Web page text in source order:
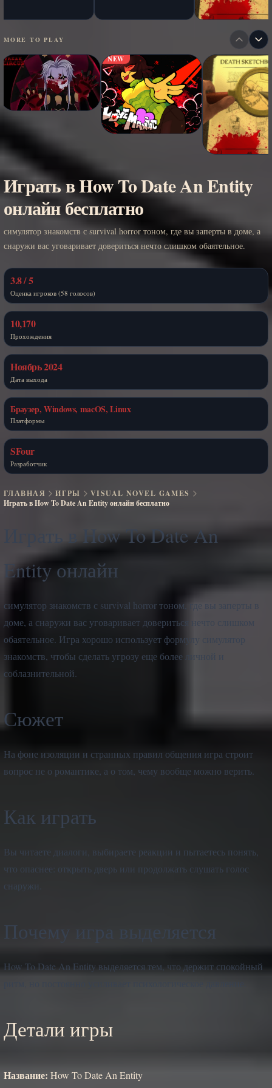
MORE TO PLAY
NEW
Играть в How To Date An Entity
онлайн бесплатно
симулятор знакомств с survival horror тоном, где вы заперты в доме, а
снаружи вас уговаривает довериться нечто слишком обаятельное.
3.8 / 5
Оценка игроков (58 голосов)
10,170
Прохождения
Ноябрь 2024
Дата выхода
Браузер, Windows, macOS, Linux
Платформы
SFour
Разработчик
ГЛАВНАЯ ИГРЫ
VISUAL NOVEL GAMES
Играть в How To Date An Entity онлайн бесплатно
Играть в How To Date An
Entity онлайн
симулятор знакомств с survival horror тоном, где вы заперты в
доме, а снаружи вас уговаривает довериться нечто слишком
обаятельное. Игра хорошо использует формулу симулятор
знакомств, чтобы сделать угрозу еще более личной и
соблазнительной.
Сюжет
На фоне изоляции и странных правил общения игра строит
вопрос не о романтике, а о том, чему вообще можно верить.
Как играть
Вы читаете диалоги, выбираете реакции и пытаетесь понять,
что опаснее: открыть дверь или продолжать слушать голос
снаружи.
Почему игра выделяется
How To Date An Entity выделяется тем, что держит спокойный
Детали игры
Название: How To Date An Entity